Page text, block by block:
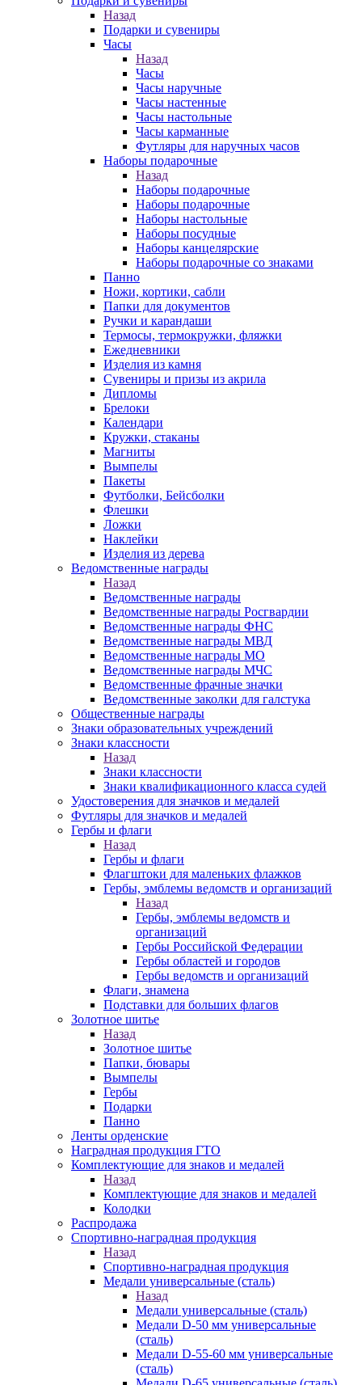
Назад
Подарки и сувениры
Часы
Назад
Часы
Часы наручные
Часы настенные
Часы настольные
Часы карманные
Футляры для наручных часов
Наборы подарочные
Назад
Наборы подарочные
Наборы подарочные
Наборы настольные
Наборы посудные
Наборы канцелярские
Наборы подарочные со знаками
Панно
Ножи, кортики, сабли
Папки для документов
Ручки и карандаши
Термосы, термокружки, фляжки
Ежедневники
Изделия из камня
Сувениры и призы из акрила
Дипломы
Брелоки
Календари
Кружки, стаканы
Магниты
Вымпелы
Пакеты
Футболки, Бейсболки
Флешки
Ложки
Наклейки
Изделия из дерева
Ведомственные награды
Назад
Ведомственные награды
Ведомственные награды Росгвардии
Ведомственные награды ФНС
Ведомственные награды МВД
Ведомственные награды МО
Ведомственные награды МЧС
Ведомственные фрачные значки
Ведомственные заколки для галстука
Общественные награды
Знаки образовательных учреждений
Знаки классности
Назад
Знаки классности
Знаки квалификационного класса судей
Удостоверения для значков и медалей
Футляры для значков и медалей
Гербы и флаги
Назад
Гербы и флаги
Флагштоки для маленьких флажков
Гербы, эмблемы ведомств и организаций
Назад
Гербы, эмблемы ведомств и
организаций
Гербы Российской Федерации
Гербы областей и городов
Гербы ведомств и организаций
Флаги, знамена
Подставки для больших флагов
Золотное шитье
Назад
Золотное шитье
Папки, бювары
Вымпелы
Гербы
Подарки
Панно
Ленты орденские
Наградная продукция ГТО
Комплектующие для знаков и медалей
Назад
Комплектующие для знаков и медалей
Колодки
Распродажа
Спортивно-наградная продукция
Назад
Спортивно-наградная продукция
Медали универсальные (сталь)
Назад
Медали универсальные (сталь)
Медали D-50 мм универсальные
(сталь)
Медали D-55-60 мм универсальные
(сталь)